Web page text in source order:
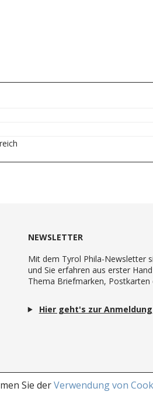
Sie derVerwendung von
NEWSLETTER
Mit dem Tyrol Phila-Newsletter
und Sie erfahren aus erster
Thema Briefmarken, Postkarten
Hier geht's zur Anmeldung